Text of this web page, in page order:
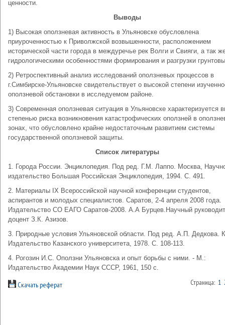
ценности.
Выводы
1) Высокая оползневая активность в Ульяновске обусловлена
приуроченностью к Приволжской возвышенности, расположением
исторической части города в междуречье рек Волги и Свияги, а так
гидрологическими особенностями формирования и разгрузки
2) Ретроспективный анализ исследований оползневых процессов в
г.Симбирске-Ульяновске свидетельствует о высокой степени
оползневой обстановки в исследуемом районе.
3) Современная оползневая ситуация в Ульяновске характеризуется
степенью риска возникновения катастрофических оползней в
зонах, что обусловлено крайне недостаточным развитием системы
государственной оползневой защиты.
Список литературы
1. Города России. Энциклопедия. Под ред. Г.М. Лаппо. Москва,
издательство Большая Российская Энциклопедия, 1994. С. 491.
2. Материалы IX Всероссийской научной конференции студентов,
аспирантов и молодых специалистов. Саратов, 2-4 апреля 2008 года.
Издательство СО ЕАГО Саратов-2008. А.А Бурцев.Научный
доцент З.К. Азизов.
3. Природные условия Ульяновской области. Под ред. А.П. Дедкова.
Издательство Казанского университета, 1978. С. 108-113.
4. Рогозин И.С. Оползни Ульяновска и опыт борьбы с ними. - М.:
Издательство Академии Наук СССР, 1961, 150 с.
Скачать реферат Страница: 1